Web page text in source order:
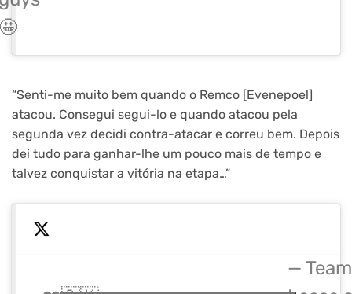
“Senti-me muito bem quando o Remco [Evenepoel]
atacou. Consegui segui-lo e quando atacou pela
segunda vez decidi contra-atacar e correu bem. Depois
dei tudo para ganhar-lhe um pouco mais de tempo e
talvez conquistar a vitória na etapa…”
—